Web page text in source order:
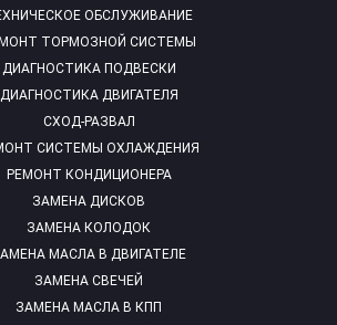
ОБСЛУЖИВАНИЕ
ТОРМОЗНОЙ СИСТЕМЫ
ДИАГНОСТИКА ПОДВЕСКИ
ДИАГНОСТИКА ДВИГАТЕЛЯ
СХОД-РАЗВАЛ
СИСТЕМЫ ОХЛАЖДЕНИЯ
РЕМОНТ КОНДИЦИОНЕРА
ЗАМЕНА ДИСКОВ
ЗАМЕНА КОЛОДОК
МАСЛА В ДВИГАТЕЛЕ
ЗАМЕНА СВЕЧЕЙ
ЗАМЕНА МАСЛА В КПП